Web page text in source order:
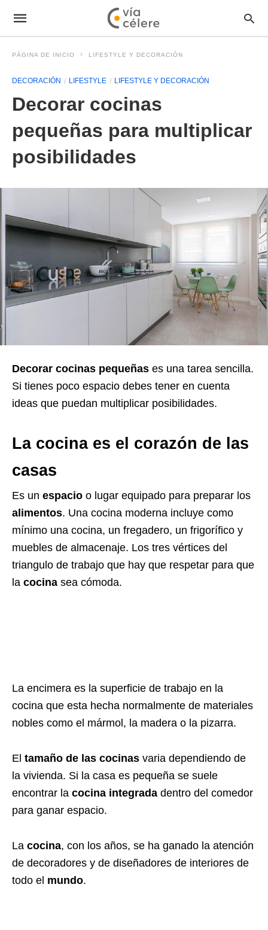
PÁGINA DE INICIO LIFESTYLE Y DECORACIÓN
DECORACIÓN LIFESTYLE LIFESTYLE Y DECORACIÓN
Decorar cocinas
pequeñas para multiplicar
posibilidades
Decorar cocinas pequeñas es una tarea sencilla.
Si tienes poco espacio debes tener en cuenta
ideas que puedan multiplicar posibilidades.
La cocina es el corazón de las
casas
Es un espacio o lugar equipado para preparar los
alimentos. Una cocina moderna incluye como
mínimo una cocina, un fregadero, un frigorífico y
muebles de almacenaje. Los tres vértices del
triangulo de trabajo que hay que respetar para que
la cocina sea cómoda.
La encimera es la superficie de trabajo en la
cocina que esta hecha normalmente de materiales
nobles como el mármol, la madera o la pizarra.
El tamaño de las cocinas varia dependiendo de
la vivienda. Si la casa es pequeña se suele
encontrar la cocina integrada dentro del comedor
para ganar espacio.
La cocina, con los años, se ha ganado la atención
de decoradores y de diseñadores de interiores de
todo el mundo.